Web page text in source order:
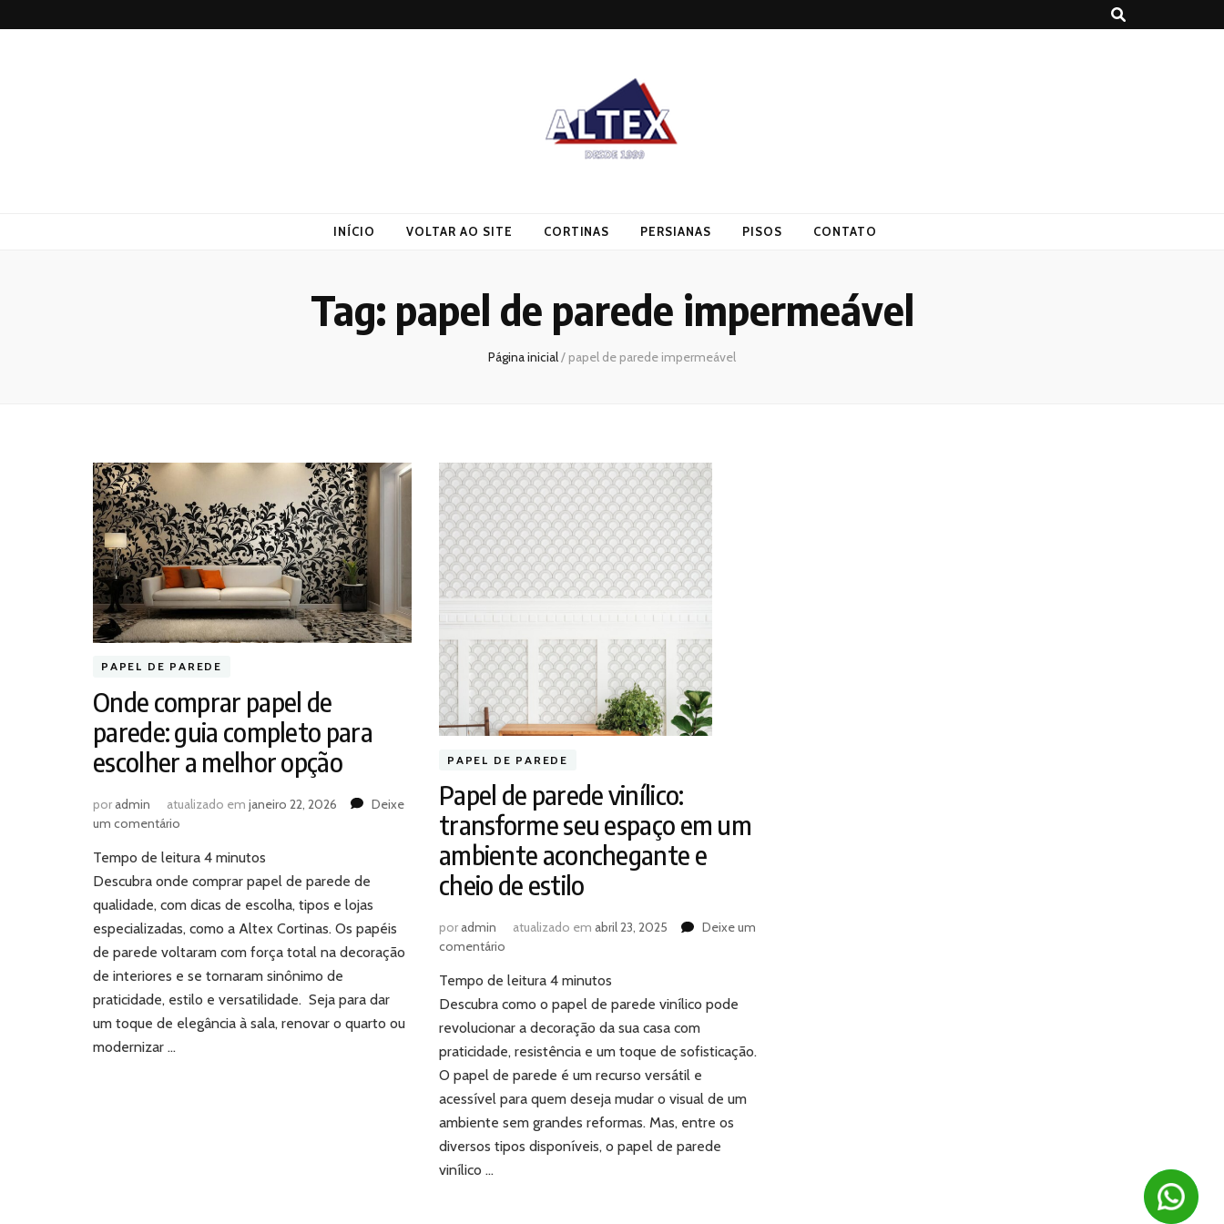
INÍCIO VOLTAR AO SITE CORTINAS PERSIANAS PISOS CONTATO
Tag: papel de parede impermeável
Página inicial/ papel de parede impermeável
PAPEL DE PAREDE
Onde comprar papel de
parede: guia completo para
escolher a melhor opção
poradmin atualizado em janeiro 22, 2026
Deixe
um comentário
comprar
papel
de
guia
completo
para
escolher
a
melhor
Tempo de leitura 4 minutos
Descubra onde comprar papel de parede de
qualidade, com dicas de escolha, tipos e lojas
especializadas, como a Altex Cortinas. Os papéis
de parede voltaram com força total na decoração
de interiores e se tornaram sinônimo de
praticidade, estilo e versatilidade. Seja para dar
um toque de elegância à sala, renovar o quarto ou
modernizar …
PAPEL DE PAREDE
Papel de parede vinílico:
transforme seu espaço em um
ambiente aconchegante e
cheio de estilo
poradmin atualizado em abril 23, 2025
Deixe um
comentárioem
de
parede
vinílico:
seu
espaço
em
um
ambiente
aconchegante
Tempo de leitura 4 minutos
Descubra como o papel de parede vinílico pode
revolucionar a decoração da sua casa com
praticidade, resistência e um toque de sofisticação.
O papel de parede é um recurso versátil e
acessível para quem deseja mudar o visual de um
ambiente sem grandes reformas. Mas, entre os
diversos tipos disponíveis, o papel de parede
vinílico …